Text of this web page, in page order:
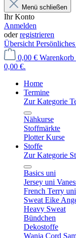
Menü schließen
Ihr Konto
Anmelden
oderregistrieren
Übersicht
0,00 € Warenkorb
0,00 €.
Home
Termine
Zur Kategorie
Nähkurse
Stoffmärkte
Plotter Kurse
Stoffe
Zur Kategorie
Basics uni
Jersey uni
French Terry
Sweat Eike
Heavy Sweat
Bündchen
Dekostoffe
Wanja Cord